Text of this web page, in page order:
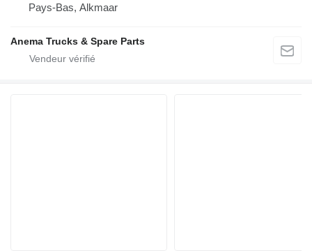
Pays-Bas, Alkmaar
Anema Trucks & Spare Parts